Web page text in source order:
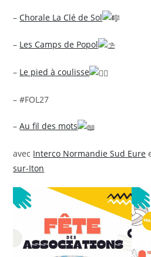
–Chorale La Clé de Sol
– Les Camps de Popol
– Le pied à coulisse
– #FOL27
–Au fil des mots
avec Interco Normandie Sud Eure
sur-Iton